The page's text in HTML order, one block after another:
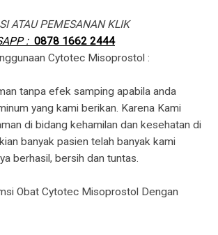
ATAU PEMESANAN KLIK
: 0878 1662 2444
Cytotec Misoprostol :
tanpa efek samping apabila anda
yang kami berikan. Karena Kami
di bidang kehamilan dan kesehatan di
banyak pasien telah banyak kami
berhasil, bersih dan tuntas.
Obat Cytotec Misoprostol Dengan